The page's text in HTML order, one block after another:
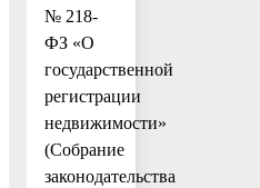
№ 218-
ФЗ «О
государственной
регистрации
недвижимости»
(Собрание
законодательства